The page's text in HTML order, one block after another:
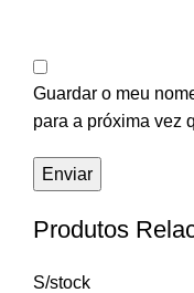
Guardar o meu
para a próxima vez
Produtos
S/stock